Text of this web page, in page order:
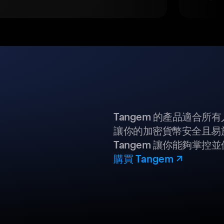
Tangem 的產品適合所
讓你的加密貨幣安全且
Tangem 讓你能夠掌控
購買 Tangem